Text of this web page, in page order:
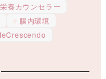
栄養カウンセラー
腸内環境